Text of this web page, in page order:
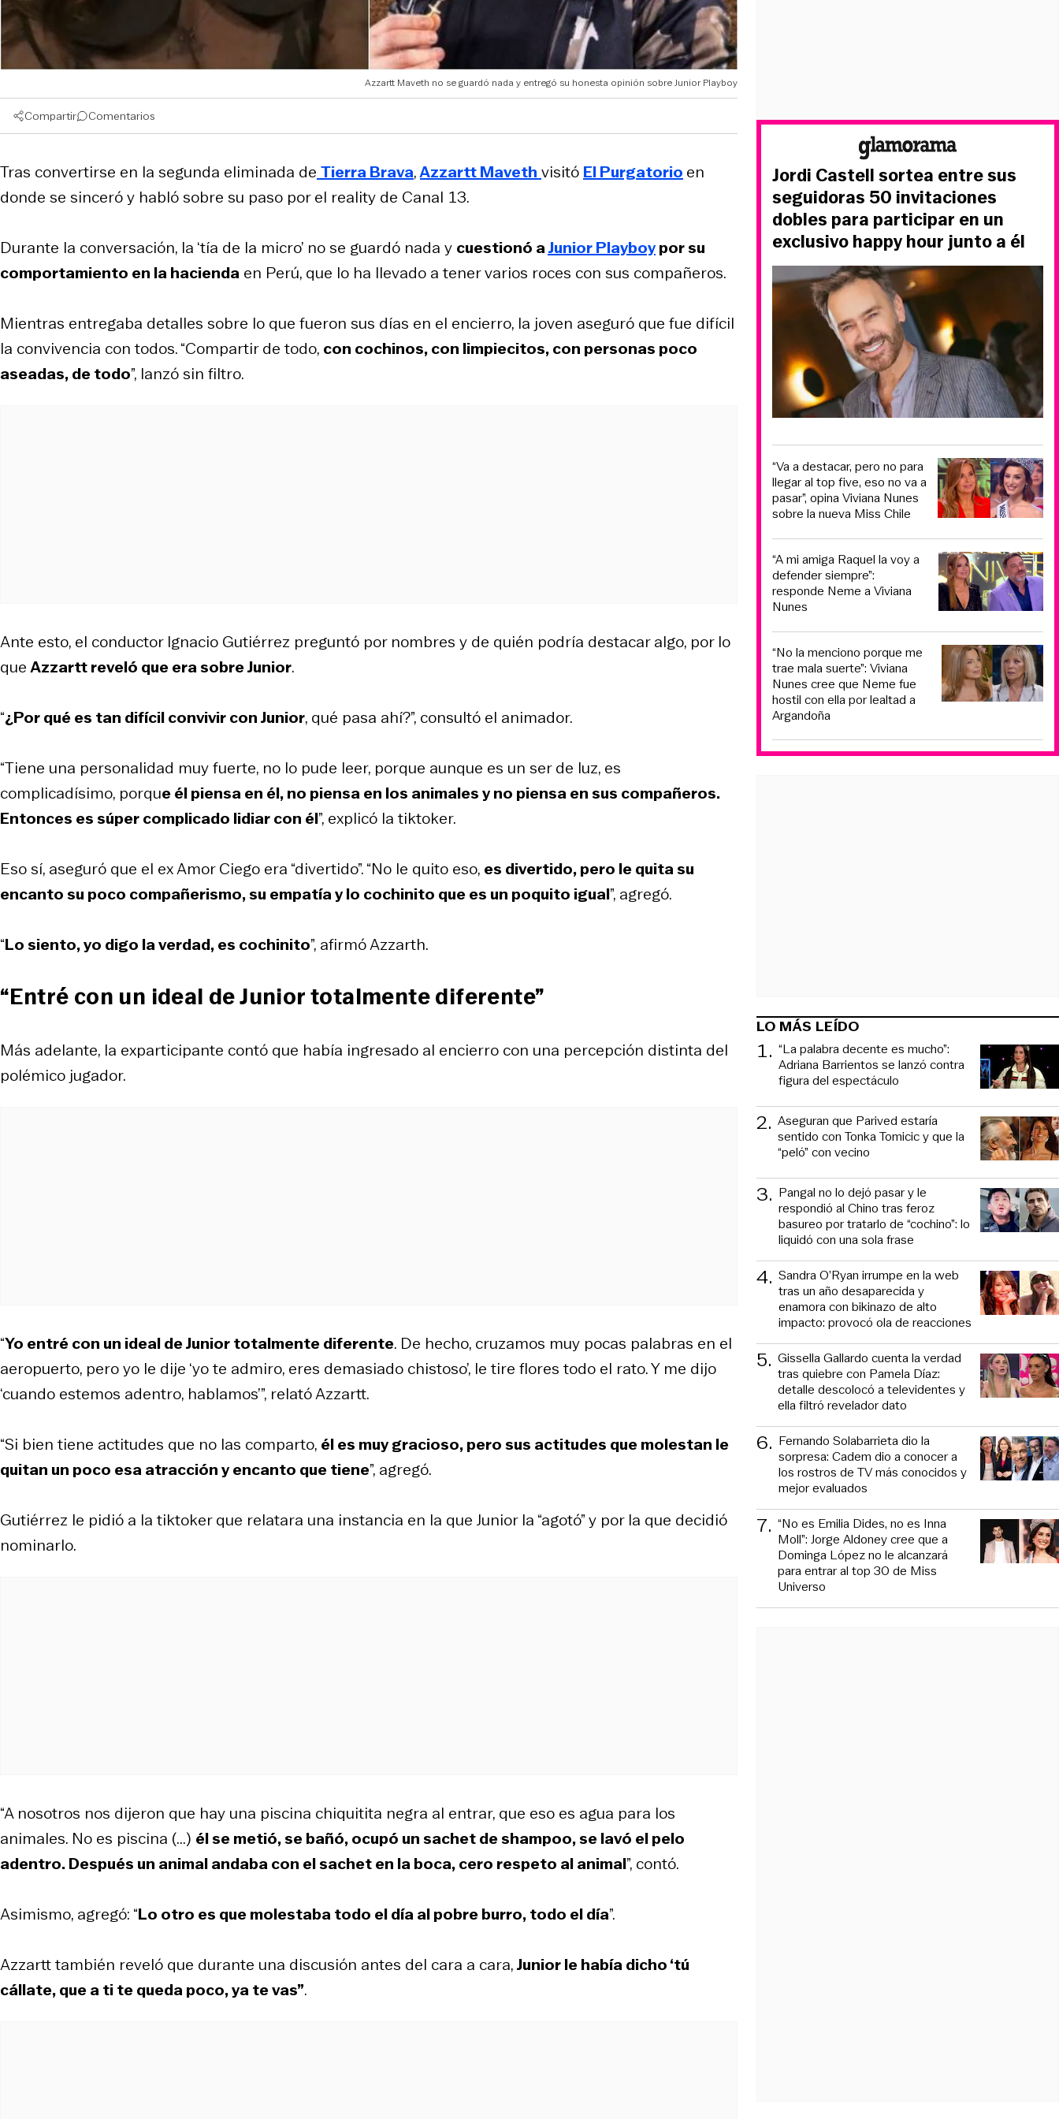
Azzartt Maveth no se guardó nada y entregó su honesta opinión sobre Junior Playboy
Compartir Comentarios
Tras convertirse en la segunda eliminada de Tierra Brava,Azzartt Maveth visitó El Purgatorio en
donde se sinceró y habló sobre su paso por el reality de Canal 13.
Durante la conversación, la ‘tía de la micro’ no se guardó nada y cuestionó aJunior Playboypor su
comportamiento en la hacienda en Perú, que lo ha llevado a tener varios roces con sus compañeros.
Mientras entregaba detalles sobre lo que fueron sus días en el encierro, la joven aseguró que fue difícil
la convivencia con todos. “Compartir de todo, con cochinos, con limpiecitos, con personas poco
aseadas, de todo”, lanzó sin filtro.
Ante esto, el conductor Ignacio Gutiérrez preguntó por nombres y de quién podría destacar algo, por lo
queAzzartt reveló que era sobre Junior.
“¿Por qué es tan difícil convivir con Junior, qué pasa ahí?”, consultó el animador.
“Tiene una personalidad muy fuerte, no lo pude leer, porque aunque es un ser de luz, es
complicadísimo, porque él piensa en él, no piensa en los animales y no piensa en sus compañeros.
Entonces es súper complicado lidiar con él”, explicó la tiktoker.
Eso sí, aseguró que el ex Amor Ciego era “divertido”. “No le quito eso, es divertido, pero le quita su
encanto su poco compañerismo, su empatía y lo cochinito que es un poquito igual”, agregó.
“Lo siento, yo digo la verdad, es cochinito”, afirmó Azzarth.
“Entré con un ideal de Junior totalmente diferente”
Más adelante, la exparticipante contó que había ingresado al encierro con una percepción distinta del
polémico jugador.
“Yo entré con un ideal de Junior totalmente diferente. De hecho, cruzamos muy pocas palabras en el
aeropuerto, pero yo le dije ‘yo te admiro, eres demasiado chistoso’, le tire flores todo el rato. Y me dijo
‘cuando estemos adentro, hablamos’”, relató Azzartt.
“Si bien tiene actitudes que no las comparto, él es muy gracioso, pero sus actitudes que molestan le
quitan un poco esa atracción y encanto que tiene”, agregó.
Gutiérrez le pidió a la tiktoker que relatara una instancia en la que Junior la “agotó” y por la que decidió
nominarlo.
“A nosotros nos dijeron que hay una piscina chiquitita negra al entrar, que eso es agua para los
animales. No es piscina (...) él se metió, se bañó, ocupó un sachet de shampoo, se lavó el pelo
adentro. Después un animal andaba con el sachet en la boca, cero respeto al animal”, contó.
Asimismo, agregó: “Lo otro es que molestaba todo el día al pobre burro, todo el día”.
Azzartt también reveló que durante una discusión antes del cara a cara,Junior le había dicho ‘tú
cállate, que a ti te queda poco, ya te vas”.
Jordi Castell sortea entre sus
seguidoras 50 invitaciones
dobles para participar en un
exclusivo happy hour junto a él
“Va a destacar, pero no para
llegar al top five, eso no va a
pasar”, opina Viviana Nunes
sobre la nueva Miss Chile
“A mi amiga Raquel la voy a
defender siempre”:
responde Neme a Viviana
Nunes
“No la menciono porque me
trae mala suerte”: Viviana
Nunes cree que Neme fue
hostil con ella por lealtad a
Argandoña
LO MÁS LEÍDO
1. “La palabra decente es mucho”:
Adriana Barrientos se lanzó contra
figura del espectáculo
2. Aseguran que Parived estaría
sentido con Tonka Tomicic y que la
“peló” con vecino
3. Pangal no lo dejó pasar y le
respondió al Chino tras feroz
basureo por tratarlo de “cochino”: lo
liquidó con una sola frase
4. Sandra O’Ryan irrumpe en la web
tras un año desaparecida y
enamora con bikinazo de alto
impacto: provocó ola de reacciones
5. Gissella Gallardo cuenta la verdad
tras quiebre con Pamela Díaz:
detalle descolocó a televidentes y
ella filtró revelador dato
6. Fernando Solabarrieta dio la
sorpresa: Cadem dio a conocer a
los rostros de TV más conocidos y
mejor evaluados
7. “No es Emilia Dides, no es Inna
Moll”: Jorge Aldoney cree que a
Dominga López no le alcanzará
para entrar al top 30 de Miss
Universo